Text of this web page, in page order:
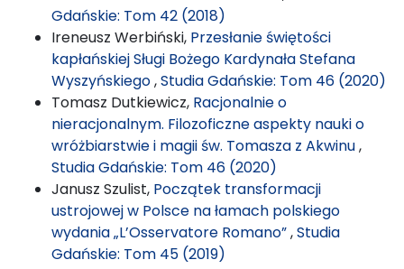
Gdańskie: Tom 42 (2018)
Ireneusz Werbiński, Przesłanie świętości
kapłańskiej Sługi Bożego Kardynała Stefana
Wyszyńskiego,Studia Gdańskie: Tom 46 (2020)
Tomasz Dutkiewicz, Racjonalnie o
nieracjonalnym. Filozoficzne aspekty nauki o
wróżbiarstwie i magii św. Tomasza z Akwinu,
Studia Gdańskie: Tom 46 (2020)
Janusz Szulist, Początek transformacji
ustrojowej w Polsce na łamach polskiego
wydania „L’Osservatore Romano”,Studia
Gdańskie: Tom 45 (2019)